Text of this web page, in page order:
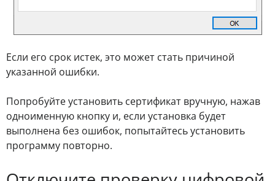
Если его срок истек, это может стать причиной
указанной ошибки.
Попробуйте установить сертификат вручную, нажав
одноименную кнопку и, если установка будет
выполнена без ошибок, попытайтесь установить
программу повторно.